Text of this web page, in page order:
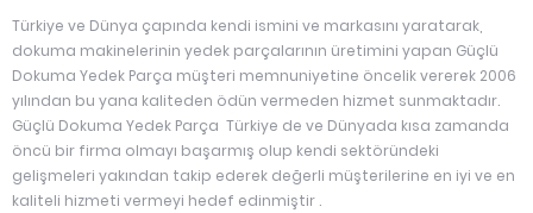
Türkiye ve Dünya çapında kendi ismini ve markasını yaratarak,
dokuma makinelerinin yedek parçalarının üretimini yapan Güçlü
Dokuma Yedek Parça müşteri memnuniyetine öncelik vererek 2006
yılından bu yana kaliteden ödün vermeden hizmet sunmaktadır.
Güçlü Dokuma Yedek Parça Türkiye de ve Dünyada kısa zamanda
öncü bir firma olmayı başarmış olup kendi sektöründeki
gelişmeleri yakından takip ederek değerli müşterilerine en iyi ve en
kaliteli hizmeti vermeyi hedef edinmiştir .